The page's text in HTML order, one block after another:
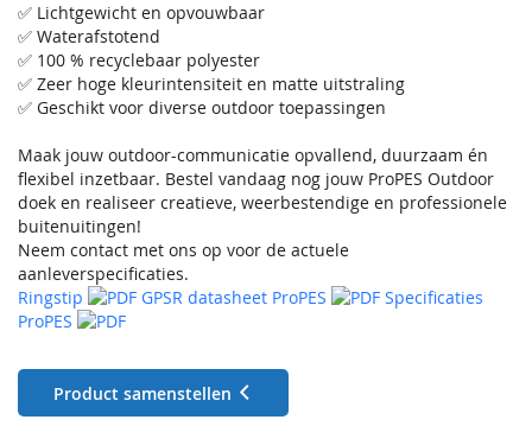
✅ Lichtgewicht en opvouwbaar
✅ Waterafstotend
✅ 100 % recyclebaar polyester
✅ Zeer hoge kleurintensiteit en matte uitstraling
✅ Geschikt voor diverse outdoor toepassingen
Maak jouw outdoor-communicatie opvallend, duurzaam én
flexibel inzetbaar. Bestel vandaag nog jouw ProPES Outdoor
doek en realiseer creatieve, weerbestendige en professionele
buitenuitingen!
Neem contact met ons op voor de actuele
aanleverspecificaties.
Ringstip
GPSR datasheet ProPES
Specificaties
ProPES
Product samenstellen